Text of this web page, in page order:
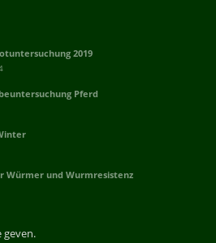
2019
Pferd
Würmer und Wurmresistenz
geven.